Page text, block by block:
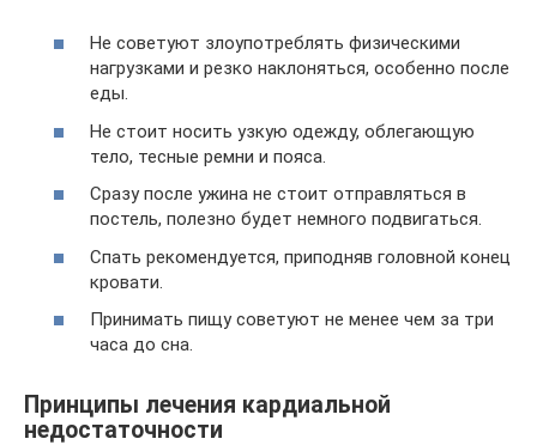
Не советуют злоупотреблять физическими
нагрузками и резко наклоняться, особенно после
еды.
Не стоит носить узкую одежду, облегающую
тело, тесные ремни и пояса.
Сразу после ужина не стоит отправляться в
постель, полезно будет немного подвигаться.
Спать рекомендуется, приподняв головной конец
кровати.
Принимать пищу советуют не менее чем за три
часа до сна.
Принципы лечения кардиальной
недостаточности